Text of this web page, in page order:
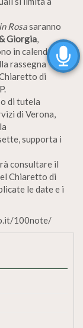
Rosasaranno
Giorgia
in calendario
rassegna
di
di tutela
di Verona,
supporta i
consultare il
Chiaretto di
le date e i
100note/